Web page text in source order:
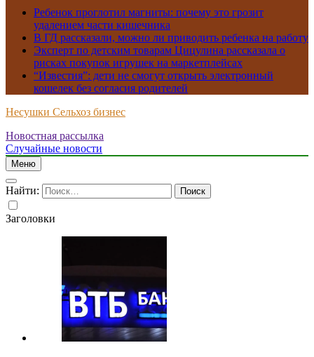
Ребенок проглотил магниты: почему это грозит
удалением части кишечника
В ГД рассказали, можно ли приводить ребенка на работу
Эксперт по детским товарам Цицулина рассказала о
рисках покупок игрушек на маркетплейсах
“Известия”: дети не смогут открыть электронный
кошелек без согласия родителей
Несушки Сельхоз бизнес
Новостная рассылка
Случайные новости
Меню
Найти:
Заголовки